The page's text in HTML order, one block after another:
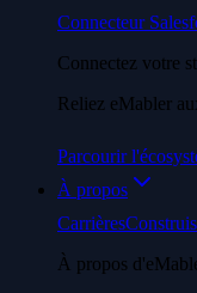
Connecteur
Connectez votre
Reliez eMabler
Parcourir
À propos
Carrières
À propos